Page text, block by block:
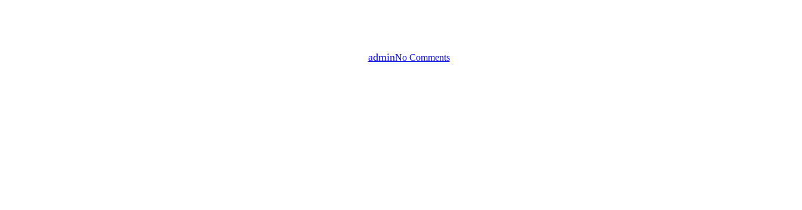
adminNo Comments